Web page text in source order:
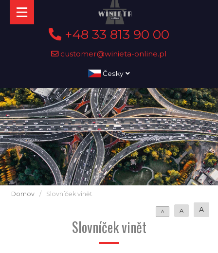
+48 33 813 90 00
customer@winieta-online.pl
Česky
Domov / Slovníček vinět
A A A
Slovníček vinět